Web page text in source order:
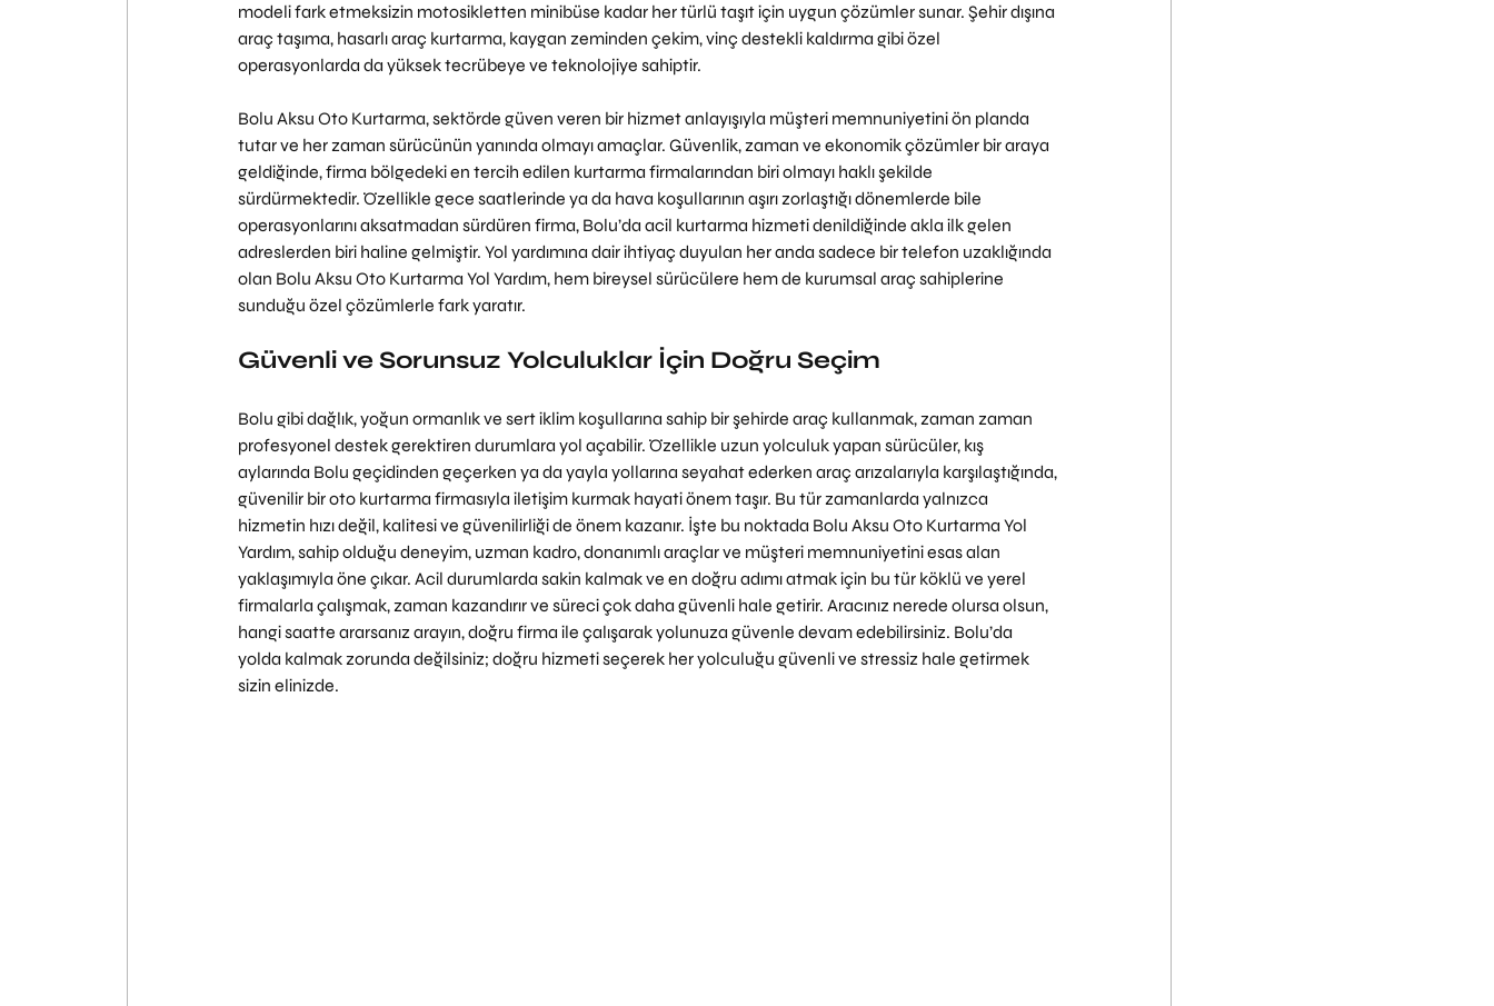
modeli fark etmeksizin motosikletten minibüse kadar her türlü taşıt için uygun çözümler sunar. Şehir dışına
araç taşıma, hasarlı araç kurtarma, kaygan zeminden çekim, vinç destekli kaldırma gibi özel
operasyonlarda da yüksek tecrübeye ve teknolojiye sahiptir.
Bolu Aksu Oto Kurtarma, sektörde güven veren bir hizmet anlayışıyla müşteri memnuniyetini ön planda
tutar ve her zaman sürücünün yanında olmayı amaçlar. Güvenlik, zaman ve ekonomik çözümler bir araya
geldiğinde, firma bölgedeki en tercih edilen kurtarma firmalarından biri olmayı haklı şekilde
sürdürmektedir. Özellikle gece saatlerinde ya da hava koşullarının aşırı zorlaştığı dönemlerde bile
operasyonlarını aksatmadan sürdüren firma, Bolu’da acil kurtarma hizmeti denildiğinde akla ilk gelen
adreslerden biri haline gelmiştir. Yol yardımına dair ihtiyaç duyulan her anda sadece bir telefon uzaklığında
olan Bolu Aksu Oto Kurtarma Yol Yardım, hem bireysel sürücülere hem de kurumsal araç sahiplerine
sunduğu özel çözümlerle fark yaratır.
Güvenli ve Sorunsuz Yolculuklar İçin Doğru Seçim
Bolu gibi dağlık, yoğun ormanlık ve sert iklim koşullarına sahip bir şehirde araç kullanmak, zaman zaman
profesyonel destek gerektiren durumlara yol açabilir. Özellikle uzun yolculuk yapan sürücüler, kış
aylarında Bolu geçidinden geçerken ya da yayla yollarına seyahat ederken araç arızalarıyla karşılaştığında,
güvenilir bir oto kurtarma firmasıyla iletişim kurmak hayati önem taşır. Bu tür zamanlarda yalnızca
hizmetin hızı değil, kalitesi ve güvenilirliği de önem kazanır. İşte bu noktada Bolu Aksu Oto Kurtarma Yol
Yardım, sahip olduğu deneyim, uzman kadro, donanımlı araçlar ve müşteri memnuniyetini esas alan
yaklaşımıyla öne çıkar. Acil durumlarda sakin kalmak ve en doğru adımı atmak için bu tür köklü ve yerel
firmalarla çalışmak, zaman kazandırır ve süreci çok daha güvenli hale getirir. Aracınız nerede olursa olsun,
hangi saatte ararsanız arayın, doğru firma ile çalışarak yolunuza güvenle devam edebilirsiniz. Bolu’da
yolda kalmak zorunda değilsiniz; doğru hizmeti seçerek her yolculuğu güvenli ve stressiz hale getirmek
sizin elinizde.